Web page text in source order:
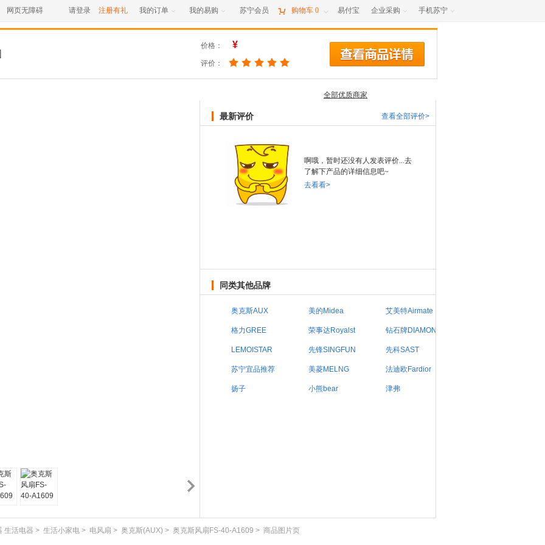
网页无障碍 请登录 注册有礼 我的订单  我的易购  苏宁会员  购物车 0  易付宝 企业采购  手机苏宁 
价格： ¥
评价：
全部优质商家
最新评价 查看全部评价>
啊哦，暂时还没有人发表评价...去
了解下产品的详细信息吧~
去看看>
同类其他品牌
奥克斯AUX 美的Midea 艾美特Airmate
格力GREE 荣事达Royalst 钻石牌DIAMOND
LEMOISTAR 先锋SINGFUN 先科SAST
苏宁宜品推荐 美菱MELNG 法迪欧Fardior
扬子 小熊bear 津弗
生活电器 > 生活小家电> 电风扇 > 奥克斯(AUX) > 奥克斯风扇FS-40-A1609 > 商品图片页